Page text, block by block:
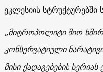
ეკლესიის
„მიტროპოლიტი შიო
კონსერვატიული
მისი ქადაგებების